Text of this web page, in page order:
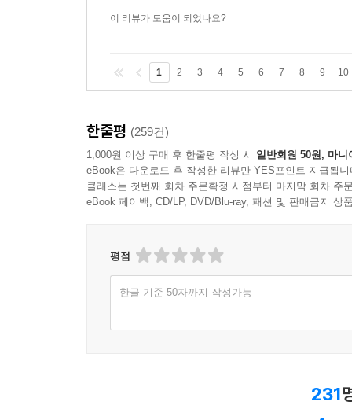
이 리뷰가 도움이 되었나요?
1 2 3 4 5 6 7 8 9 10
한줄평 (259건)
1,000원 이상 구매 후 한줄평 작성 시 일반회원 50원, 마니
eBook은 다운로드 후 작성한 리뷰만 YES포인트 지급됩니
클래스는 첫번째 회차 주문확정 시점부터 마지막 회차 주
eBook 페이백, CD/LP, DVD/Blu-ray, 패션 및 판매금지 상
평점
한글 기준 50자까지 작성가능
231